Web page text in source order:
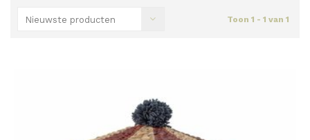
Nieuwste producten Toon 1 - 1 van 1